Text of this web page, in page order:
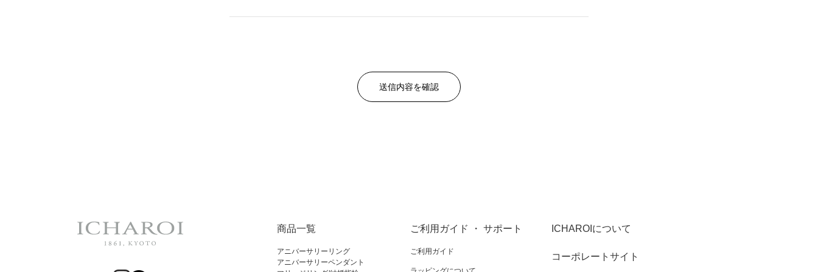
商品一覧
アニバーサリーリング
アニバーサリーペンダント
ご利用ガイド ・ サポート
ご利用ガイド
ICHAROIについて
コーポレートサイト